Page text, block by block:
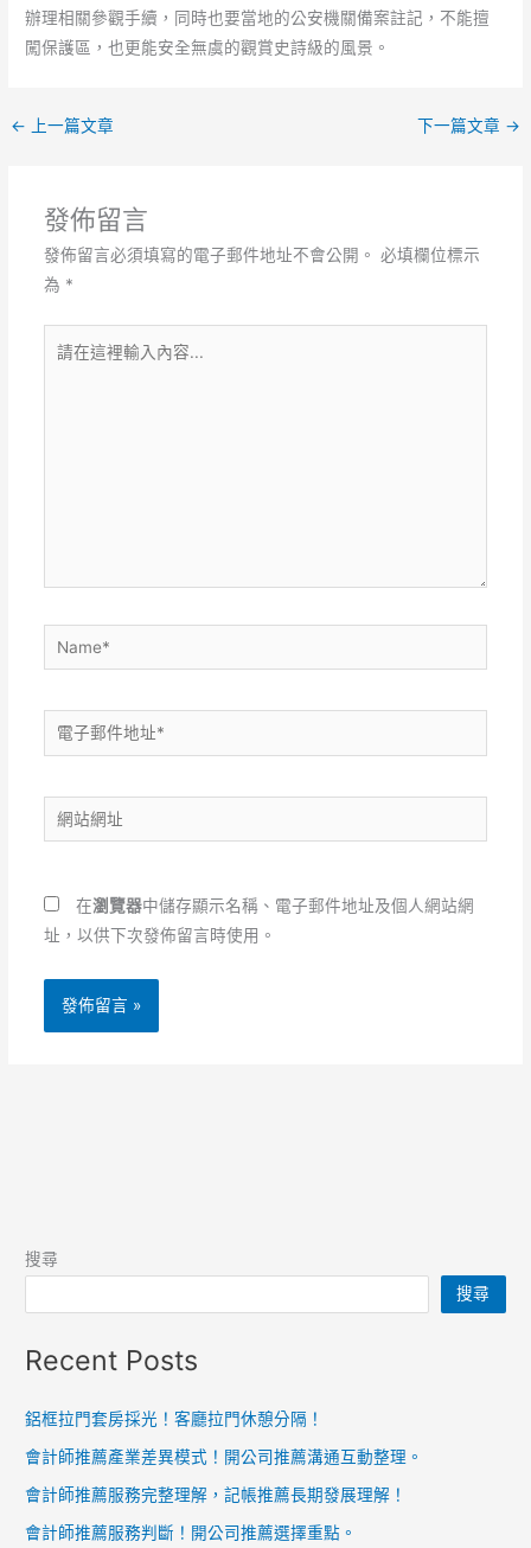
辦理相關參觀手續，同時也要當地的公安機關備案註記，不能擅
闖保護區，也更能安全無虞的觀賞史詩級的風景。
← 上一篇文章 下一篇文章 →
發佈留言
發佈留言必須填寫的電子郵件地址不會公開。 必填欄位標示
為 *
Name*
電
子
件
地
*
站
址
在瀏覽器中儲存顯示名稱、電子郵件地址及個人網站網
址，以供下次發佈留言時使用。
搜尋
搜尋
Recent Posts
鋁框拉門套房採光！客廳拉門休憩分隔！
會計師推薦產業差異模式！開公司推薦溝通互動整理。
會計師推薦服務完整理解，記帳推薦長期發展理解！
會計師推薦服務判斷！開公司推薦選擇重點。